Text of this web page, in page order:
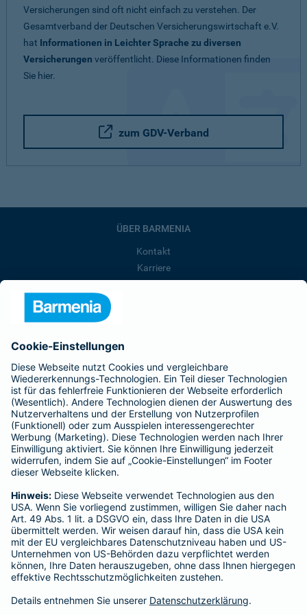
Versicherungen sind oft nicht einfach zu verstehen. Der
Gesamtverband der Deutschen Versicherungswirtschaft e.V.
hat Informationen in Leichter Sprache zu diversen
Versicherungen veröffentlicht. Diese Informationen finden
Sie hier.
zum GDV-Verband
ÜBER BARMENIA
Kontakt
Karriere
Barmenia ist Teil der BarmeniaGothaer
BELIEBTE SEITEN
Kranken-Zusatzversicherung
Tierversicherungen
Haftpflichtversicherung
Hausratversicherung
Adresse ändern
Schaden melden
Kilometerstandsmeldung
Serviceübersicht